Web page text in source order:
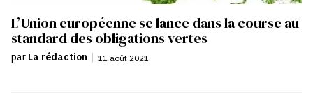
L’Union européenne se lance dans la course au
standard des obligations vertes
par La rédaction | 11 août 2021